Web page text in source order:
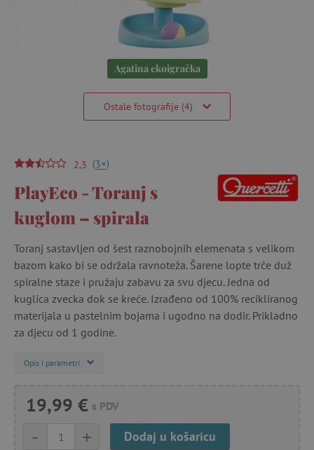
Agatina ekoigračka
Ostale fotografije (4)
2,3 (3+)
PlayEco - Toranj s
kuglom – spirala
Toranj sastavljen od šest raznobojnih elemenata s velikom
bazom kako bi se održala ravnoteža. Šarene lopte trče duž
spiralne staze i pružaju zabavu za svu djecu. Jedna od
kuglica zvecka dok se kreće. Izrađeno od 100% recikliranog
materijala u pastelnim bojama i ugodno na dodir. Prikladno
za djecu od 1 godine.
Opis i parametri
19,99 € s PDV
+
- Dodaj u košaricu